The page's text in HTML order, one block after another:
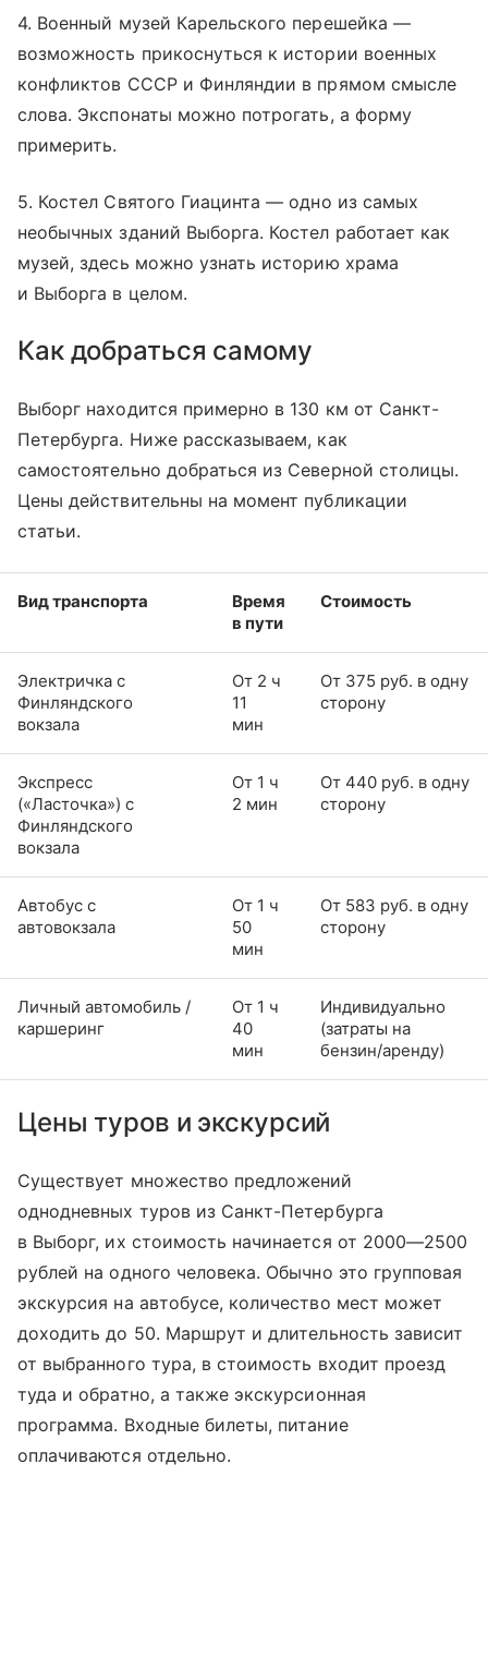
4. Военный музей Карельского перешейка —
возможность прикоснуться к истории военных
конфликтов СССР и Финляндии в прямом смысле
слова. Экспонаты можно потрогать, а форму
примерить.
5. Костел Святого Гиацинта — одно из самых
необычных зданий Выборга. Костел работает как
музей, здесь можно узнать историю храма
и Выборга в целом.
Как добраться самому
Выборг находится примерно в 130 км от Санкт-
Петербурга. Ниже рассказываем, как
самостоятельно добраться из Северной столицы.
Цены действительны на момент публикации
статьи.
Вид транспорта
Время
в пути
Стоимость
Электричка с
Финляндского
вокзала
От 2 ч
11
мин
От 375 руб. в одну
сторону
Экспресс
(«Ласточка») с
Финляндского
вокзала
От 1 ч
2 мин
От 440 руб. в одну
сторону
Автобус с
автовокзала
От 1 ч
50
мин
От 583 руб. в одну
сторону
Личный автомобиль /
каршеринг
От 1 ч
40
мин
Индивидуально
(затраты на
бензин/аренду)
Цены туров и экскурсий
Существует множество предложений
однодневных туров из Санкт-Петербурга
в Выборг, их стоимость начинается от 2000—2500
рублей на одного человека. Обычно это групповая
экскурсия на автобусе, количество мест может
доходить до 50. Маршрут и длительность зависит
от выбранного тура, в стоимость входит проезд
туда и обратно, а также экскурсионная
программа. Входные билеты, питание
оплачиваются отдельно.